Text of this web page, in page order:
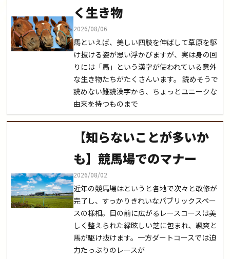
く生き物
2026/08/06
馬といえば、美しい四肢を伸ばして草原を駆
け抜ける姿が思い浮かびますが、実は身の回
りには「馬」という漢字が使われている意外
な生き物たちがたくさんいます。 読めそうで
読めない難読漢字から、ちょっとユニークな
由来を持つものまで
【知らないことが多いか
も】競馬場でのマナー
2026/08/02
近年の競馬場はというと各地で次々と改修が
完了し、すっかりきれいなパブリックスペー
スの様相。目の前に広がるレースコースは美
しく整えられた緑眩しい芝に包まれ、颯爽と
馬が駆け抜けます。一方ダートコースでは迫
力たっぷりのレースが